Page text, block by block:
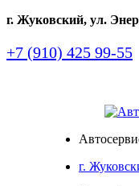
г. Жуковский, ул.
+7 (910) 425 99-55
г.